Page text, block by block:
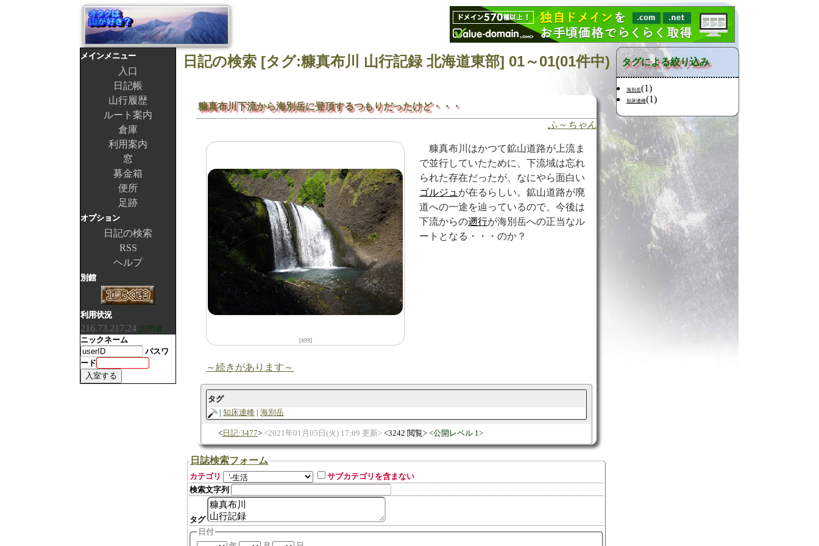
日記の検索 [タグ:糠真布川 山行記録 北海道東部] 01～01(01件中)
糠真布川下流から海別岳に登頂するつもりだったけど・・・
ふ～ちゃん
[499]
糠真布川はかつて鉱山道路が上流ま
で並行していたために、下流域は忘れ
られた存在だったが、なにやら面白い
ゴルジュ が在るらしい。鉱山道路が廃
道への一途を辿っているので、今後は
下流からの遡行が海別岳への正当なル
ートとなる・・・のか？
～続きがあります～
タグ
知床連峰
海別岳
日記:3477 2021年01月05日(火) 17:09 更新 3242 閲覧 公開レベル 1
日誌検索フォーム
カテゴリ
サブカテゴリを含まない
検索文字列
タグ
日付
タグによる絞り込み
海別岳(1)
知床連峰(1)
メインメニュー
入口
日記帳
山行履歴
ルート案内
倉庫
利用案内
窓
募金箱
便所
足跡
オプション
日記の検索
RSS
ヘルプ
別館
利用状況
216.73.217.24 訪問者
ニックネーム
パスワ
ード